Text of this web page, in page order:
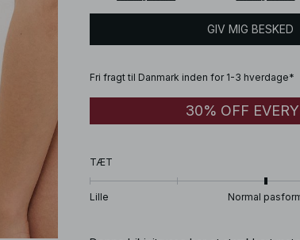
GIV MIG BESKED
Fri fragt til Danmark inden for 1-3 hverdage*
30% OFF
TÆT
Lille Normal